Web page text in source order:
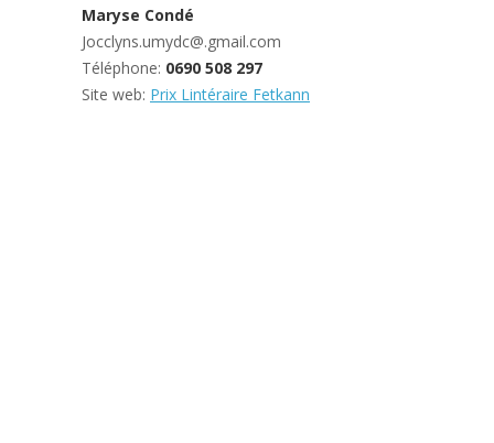
Maryse Condé
Jocclyns.umydc@.gmail.com
Téléphone: 0690 508 297
Site web: Prix Lintéraire Fetkann